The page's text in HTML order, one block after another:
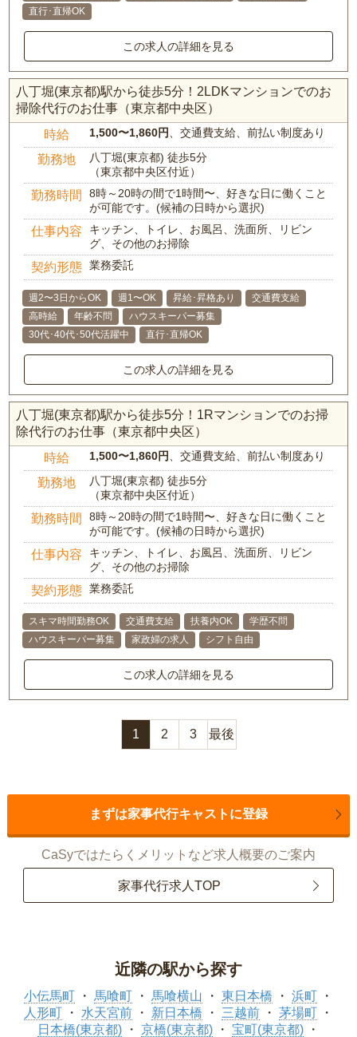
直行･直帰OK
この求人の詳細を見る
八丁堀(東京都)駅から徒歩5分！2LDKマンションでのお
掃除代行のお仕事（東京都中央区）
時給 1,500〜1,860円、交通費支給、前払い制度あり
勤務地
八丁堀(東京都) 徒歩5分
（東京都中央区付近）
勤務時間
8時～20時の間で1時間〜、好きな日に働くこと
が可能です。(候補の日時から選択)
仕事内容
キッチン、トイレ、お風呂、洗面所、リビン
グ、その他のお掃除
契約形態 業務委託
週2〜3日からOK 週1〜OK 昇給･昇格あり
交通費支給
高時給
年齢不問
ハウスキーパー募集
30代･40代･50代活躍中
直行･直帰OK
この求人の詳細を見る
八丁堀(東京都)駅から徒歩5分！1Rマンションでのお掃
除代行のお仕事（東京都中央区）
時給 1,500〜1,860円、交通費支給、前払い制度あり
勤務地
八丁堀(東京都) 徒歩5分
（東京都中央区付近）
勤務時間
8時～20時の間で1時間〜、好きな日に働くこと
が可能です。(候補の日時から選択)
仕事内容
キッチン、トイレ、お風呂、洗面所、リビン
グ、その他のお掃除
契約形態 業務委託
スキマ時間勤務OK 交通費支給 扶養内OK
学歴不問
ハウスキーパー募集
家政婦の求人 シフト自由
この求人の詳細を見る
1 2 3 最後
まずは家事代行キャストに登録
CaSyではたらくメリットなど求人概要のご案内
家事代行求人TOP
近隣の駅から探す
小伝馬町 馬喰町 馬喰横山 東日本橋
浜町
人形町
水天宮前 新日本橋 三越前
茅場町
日本橋(東京都)
京橋(東京都) 宝町(東京都)